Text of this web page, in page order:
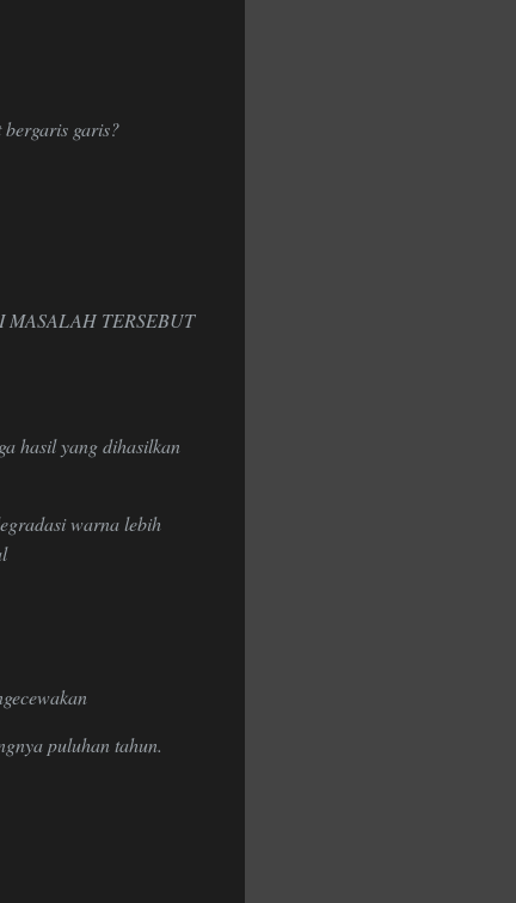
garis?
TERSEBUT
hasil yang dihasilkan
warna lebih
puluhan tahun.